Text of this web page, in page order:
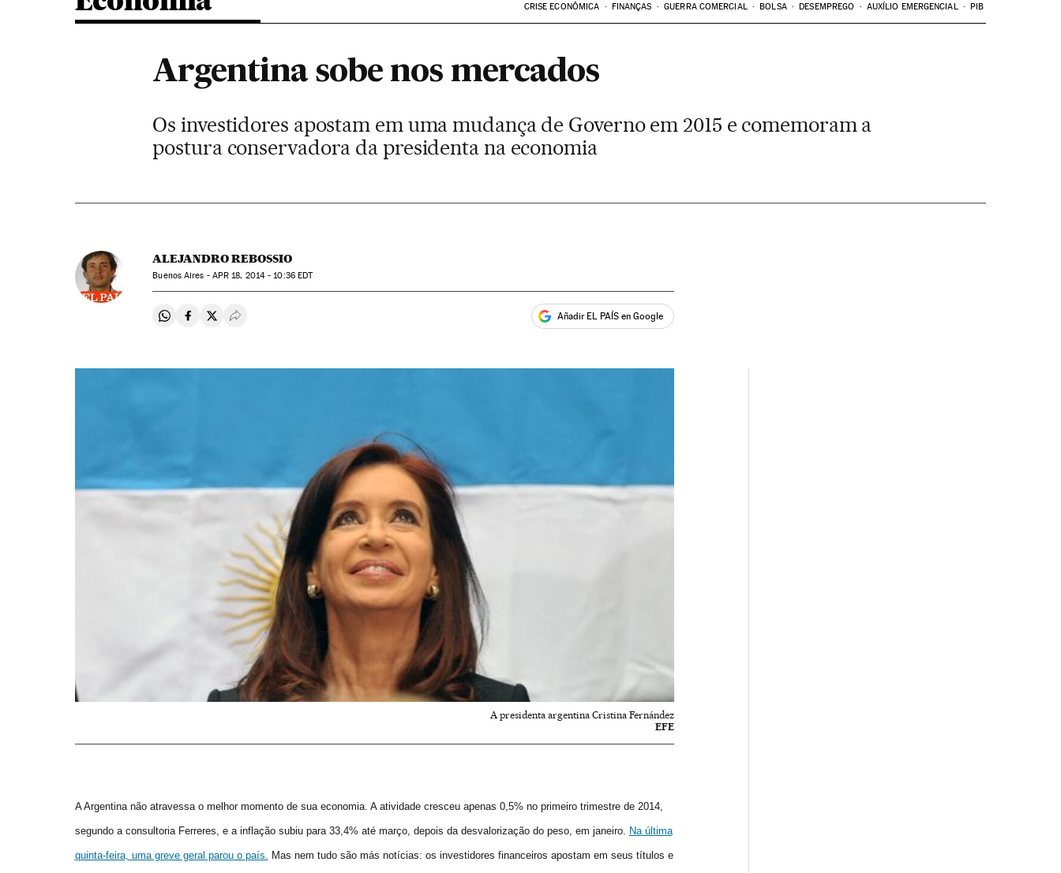
CRISE ECONÔMICA FINANÇAS GUERRA COMERCIAL BOLSA DESEMPREGO AUXÍLIO EMERGENCIAL PIB
Argentina sobe nos mercados
Os investidores apostam em uma mudança de Governo em 2015 e comemoram a
postura conservadora da presidenta na economia
ALEJANDRO REBOSSIO
Buenos Aires - APR 18, 2014 - 10:36EDT
Compartir en Whatsapp
Compartir en Facebook
Compartir en Twitter
Desplegar Redes Sociales Añadir EL PAÍS en Google
A presidenta argentina Cristina Fernández
EFE
A Argentina não atravessa o melhor momento de sua economia. A atividade cresceu apenas 0,5% no primeiro trimestre de 2014,
segundo a consultoria Ferreres, e a inflação subiu para 33,4% até março, depois da desvalorização do peso, em janeiro. Na última
quinta-feira, uma greve geral parou o país. Mas nem tudo são más notícias: os investidores financeiros apostam em seus títulos e